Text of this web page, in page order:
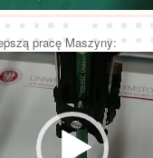
pracę Maszyny: